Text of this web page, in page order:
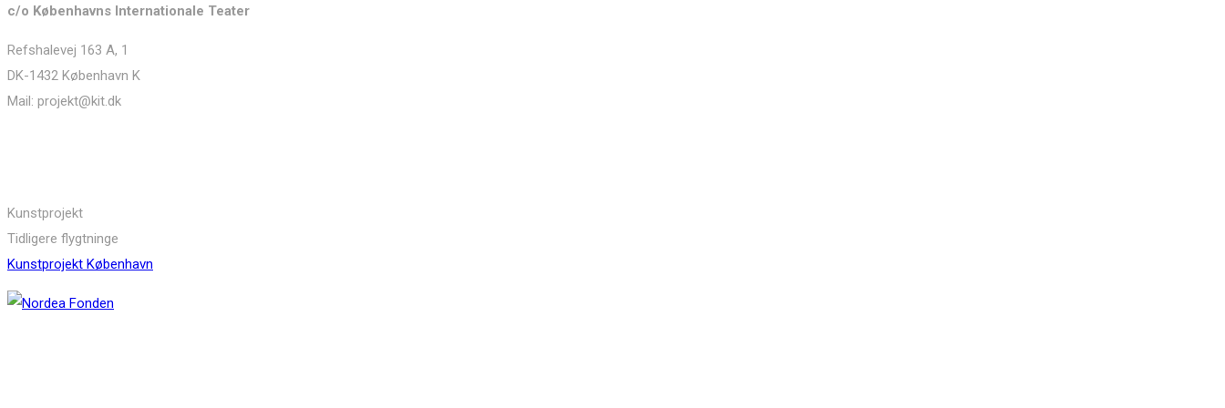
c/o Københavns Internationale Teater
Refshalevej 163 A, 1
DK-1432 København K
Mail: projekt@kit.dk
Kunstprojekt
Tidligere flygtninge
Kunstprojekt København